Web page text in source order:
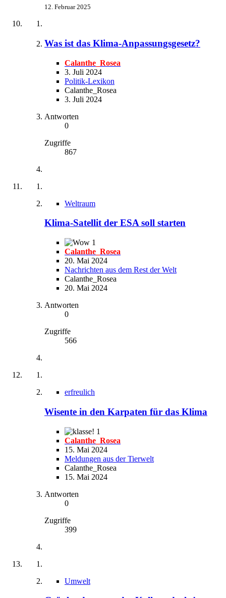
12. Februar 2025
Was ist das Klima-Anpassungsgesetz?
Calanthe_Rosea
3. Juli 2024
Politik-Lexikon
Calanthe_Rosea
3. Juli 2024
Antworten
0
Zugriffe
867
Weltraum
Klima-Satellit der ESA soll starten
1
Calanthe_Rosea
20. Mai 2024
Nachrichten aus dem Rest der Welt
Calanthe_Rosea
20. Mai 2024
Antworten
0
Zugriffe
566
erfreulich
Wisente in den Karpaten für das Klima
1
Calanthe_Rosea
15. Mai 2024
Meldungen aus der Tierwelt
Calanthe_Rosea
15. Mai 2024
Antworten
0
Zugriffe
399
Umwelt